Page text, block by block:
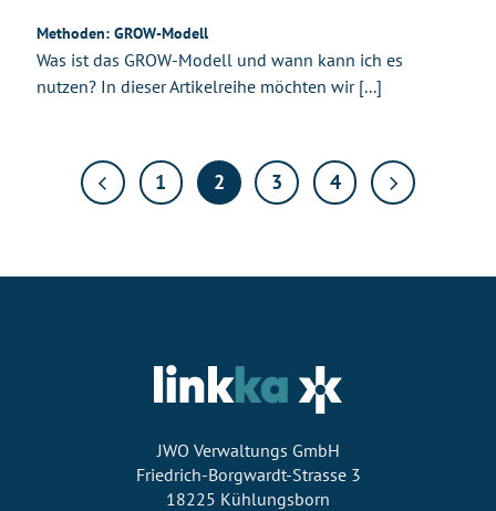
Methoden: GROW-Modell
Was ist das GROW-Modell und wann kann ich es
nutzen? In dieser Artikelreihe möchten wir [...]
1 2 3 4
JWO Verwaltungs GmbH
Friedrich-Borgwardt-Strasse 3
18225 Kühlungsborn